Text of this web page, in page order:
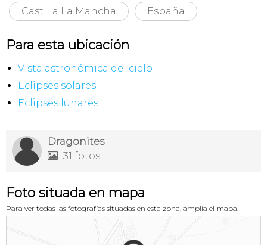
Castilla La Mancha España
Para esta ubicación
Vista astronómica del cielo
Eclipses solares
Eclipses lunares
Dragonites
 31 fotos
Foto situada en mapa
Para ver todas las fotografías situadas en esta zona, amplía el mapa.